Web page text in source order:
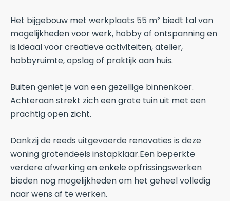
Het bijgebouw met werkplaats 55 m² biedt tal van
mogelijkheden voor werk, hobby of ontspanning en
is ideaal voor creatieve activiteiten, atelier,
hobbyruimte, opslag of praktijk aan huis.
Buiten geniet je van een gezellige binnenkoer.
Achteraan strekt zich een grote tuin uit met een
prachtig open zicht.
Dankzij de reeds uitgevoerde renovaties is deze
woning grotendeels instapklaar.Een beperkte
verdere afwerking en enkele opfrissingswerken
bieden nog mogelijkheden om het geheel volledig
naar wens af te werken.